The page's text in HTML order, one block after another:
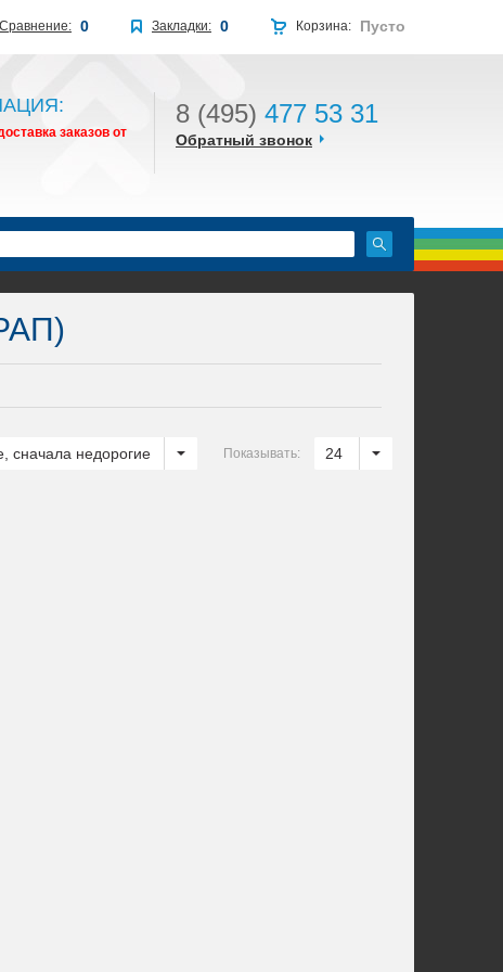
заказов от
8 (495) 477 53 31
Обратный звонок
Показывать: 24
сначала недорогие
Корзина: Пусто
Закладки: 0
Сравнение: 0